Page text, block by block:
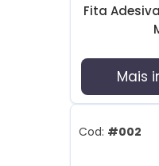
Fita
Mais
Cod: #002